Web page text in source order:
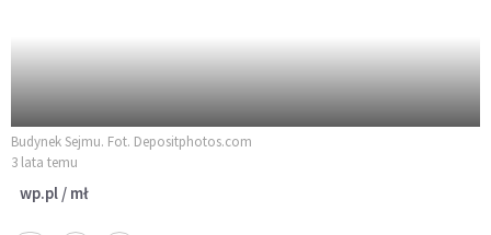
Budynek Sejmu. Fot. Depositphotos.com
3 lata temu
wp.pl / mł